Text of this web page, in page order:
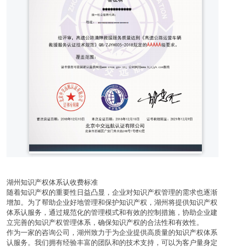
湖州知识产权体系认收费标准
随着知识产权的重要性日益凸显，企业对知识产权管理的需求也逐渐
增加。为了帮助企业好地管理和保护知识产权，湖州将提供知识产权
体系认服务，通过规范化的管理模式和有效的控制措施，协助企业建
立完善的知识产权管理体系，确保知识产权的合法性和有效性。
作为一家的咨询公司，湖州致力于为企业提供高质量的知识产权体系
认服务。我们拥有经验丰富的团队和的技术支持，可以为客户量身定